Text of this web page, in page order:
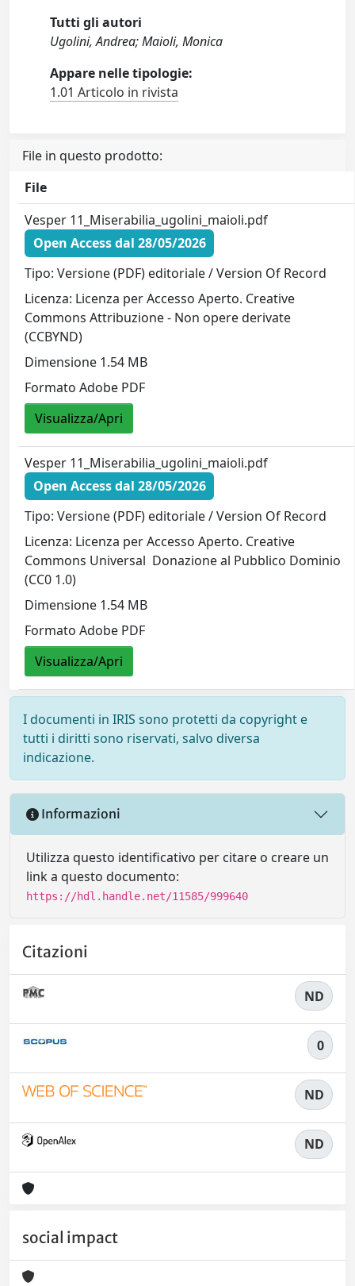
Tutti gli autori
Ugolini, Andrea; Maioli, Monica
Appare nelle tipologie:
1.01 Articolo in rivista
File in questo prodotto:
File
Vesper 11_Miserabilia_ugolini_maioli.pdf
Open Access dal 28/05/2026
Tipo: Versione (PDF) editoriale / Version Of Record
Licenza: Licenza per Accesso Aperto. Creative
Commons Attribuzione - Non opere derivate
(CCBYND)
Dimensione 1.54 MB
Formato Adobe PDF
Visualizza/Apri
Vesper 11_Miserabilia_ugolini_maioli.pdf
Open Access dal 28/05/2026
Tipo: Versione (PDF) editoriale / Version Of Record
Licenza: Licenza per Accesso Aperto. Creative
Commons Universal  Donazione al Pubblico Dominio
(CC0 1.0)
Dimensione 1.54 MB
Formato Adobe PDF
Visualizza/Apri
I documenti in IRIS sono protetti da copyright e
tutti i diritti sono riservati, salvo diversa
indicazione.
Informazioni
Utilizza questo identificativo per citare o creare un
link a questo documento:
https://hdl.handle.net/11585/999640
Citazioni
ND
0
ND
ND
social impact